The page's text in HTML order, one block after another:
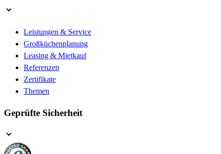
Leistungen & Service
Großküchenplanung
Leasing & Mietkauf
Referenzen
Zertifikate
Themen
Geprüfte Sicherheit